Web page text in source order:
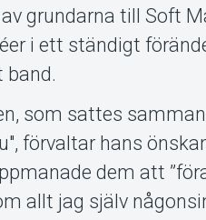
grundarna till Soft
i ett ständigt
som sattes
förvaltar hans
dem att
allt jag själv